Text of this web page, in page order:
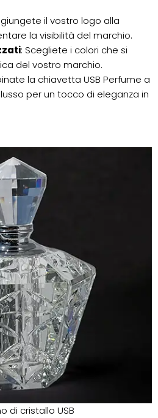
il vostro logo alla
la visibilità del marchio.
: Scegliete i colori che si
del vostro marchio.
la chiavetta USB Perfume a
per un tocco di eleganza in
di cristallo USB